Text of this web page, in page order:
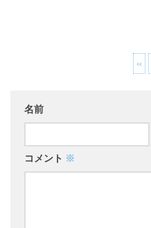
«
名前
コメント ※